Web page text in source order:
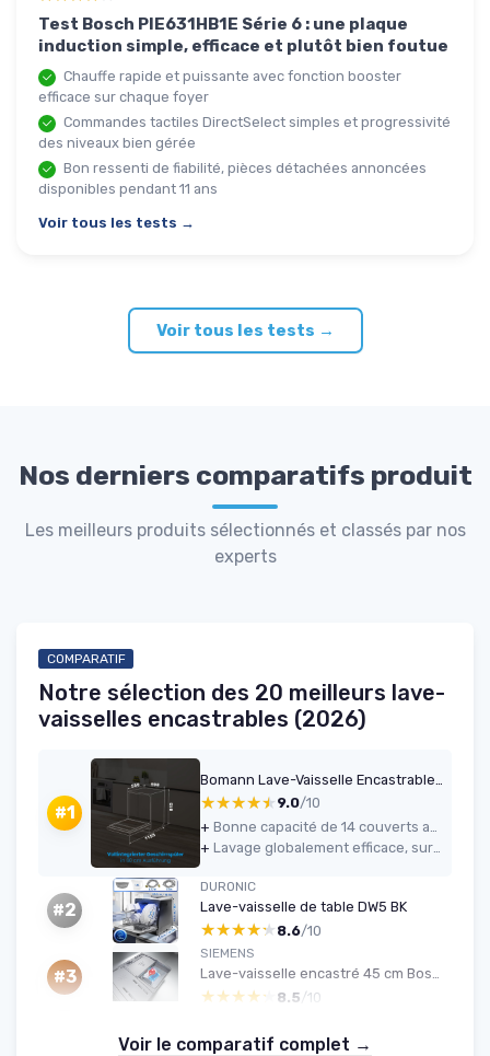
Test Bosch PIE631HB1E Série 6 : une plaque
induction simple, efficace et plutôt bien foutue
Chauffe rapide et puissante avec fonction booster
efficace sur chaque foyer
Commandes tactiles DirectSelect simples et progressivité
des niveaux bien gérée
Bon ressenti de fiabilité, pièces détachées annoncées
disponibles pendant 11 ans
Voir tous les tests →
Voir tous les tests →
Nos derniers comparatifs produit
Les meilleurs produits sélectionnés et classés par nos
experts
COMPARATIF
Notre sélection des 20 meilleurs lave-
vaisselles encastrables (2026)
#1 ★★★★★
★★★★★ 9.0/10
+
+
#2
DURONIC
Lave-vaisselle de table DW5 BK
★★★★★
★★★★★ 8.6/10
#3
SIEMENS
Lave-vaisselle encastré 45 cm Bosch iQ300
★★★★★
★★★★★ 8.5 /10
Voir le comparatif complet →